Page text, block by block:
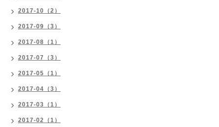
2017-10（2）
2017-09（3）
2017-08（1）
2017-07（3）
2017-05（1）
2017-04（3）
2017-03（1）
2017-02（1）